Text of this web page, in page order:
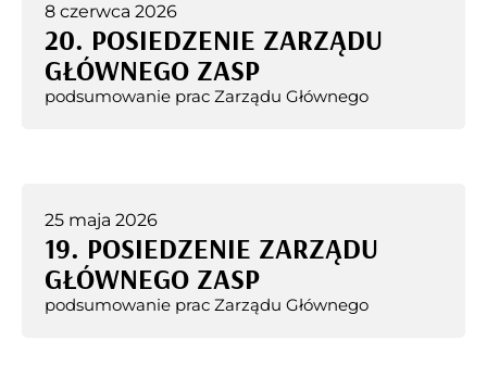
8 czerwca 2026
20. POSIEDZENIE ZARZĄDU
GŁÓWNEGO ZASP
podsumowanie prac Zarządu Głównego
25 maja 2026
19. POSIEDZENIE ZARZĄDU
GŁÓWNEGO ZASP
podsumowanie prac Zarządu Głównego